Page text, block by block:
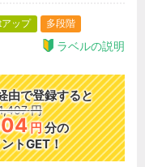
アップ 多段階
ラベルの説明
由で登録すると
円
円分の
トGET！